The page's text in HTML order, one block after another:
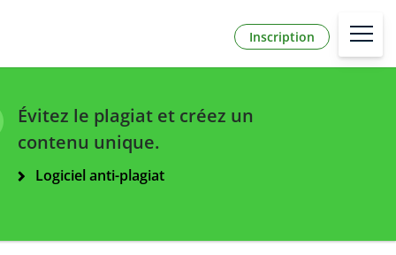
Inscription
Évitez le plagiat et créez un
contenu unique.
Logiciel anti-plagiat